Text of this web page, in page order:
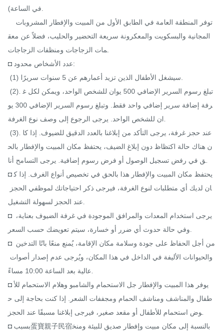
في الساعة).
المجانية والبسكويت والمعكرونة سريعة التحضير والحليب، فضلاً عن معق
مات الزجاجات ومنظفات الزجاجات.
◘ عدد الأشخاص محدود:
رفة إضافة سرير إضافي واحد فقط. وتبلغ رسوم السرير الإضافي 300 يو
ان للشخص الواحد. يرجى الرجوع إلى وصف نوع الغرفة.
ن هناك حالة اكتظاظ دون إبلاغ الضيف، يحتفظ مكان المبيت والإفطار بالح
ق في رفض تسجيل الوصول أو فرض رسوم إضافية. يرجى التسامح أنا.
◘ يحتفظ مكان المبيت والإفطار هذا بالحق في تخصيص أنواع الغرف. إذا ك
عند الحجز لسهولة التشغيل.
◘ يرجى استخدام المعدات والمرافق الموجودة في غرفة الضيوف بعناية،
وفي حالة حدوث أي ضرر أو خسارة، سيتم تعويضك حسب السعر.
◘ من أجل الحفاظ على جودة وسلامة مكان الإقامة، يُمنع منعًا باتًا التدخين
عالية بعد الساعة 10:00 مساءً.
◘ يوفر هذا المبيت والإفطار جل الاستحمام والشامبو وهلام الاستحمام للأ
طفال والمناشف ومناشف الحمام ومجففات الشعر. إذا كنت بحاجة إلى ح
وض استحمام للأطفال أو مقعد صغير، فيرجى إبلاغنا مسبقًا عند الحجز.
◘ بسبب蛋寶親子民宿بالنسبة إلى مكان مبيت وإفطار صديق للبيئة ومنخ